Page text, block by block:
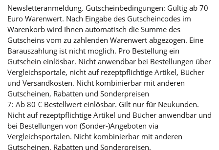
Newsletteranmeldung. Gutscheinbedingungen: Gültig ab 70
Euro Warenwert. Nach Eingabe des Gutscheincodes im
Warenkorb wird Ihnen automatisch die Summe des
Gutscheins vom zu zahlenden Warenwert abgezogen. Eine
Barauszahlung ist nicht möglich. Pro Bestellung ein
Gutschein einlösbar. Nicht anwendbar bei Bestellungen über
Vergleichsportale, nicht auf rezeptpflichtige Artikel, Bücher
und Versandkosten. Nicht kombinierbar mit anderen
Gutscheinen, Rabatten und Sonderpreisen
7: Ab 80 € Bestellwert einlösbar. Gilt nur für Neukunden.
Nicht auf rezeptpflichtige Artikel und Bücher anwendbar und
bei Bestellungen von (Sonder-)Angeboten via
Vergleichsportalen. Nicht kombinierbar mit anderen
Gutscheinen, Rabatten und Sonderpreisen.